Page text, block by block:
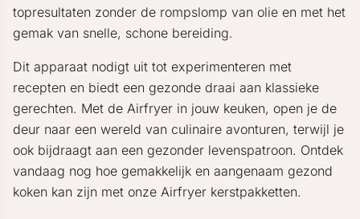
topresultaten zonder de rompslomp van olie en met het
gemak van snelle, schone bereiding.
Dit apparaat nodigt uit tot experimenteren met
recepten en biedt een gezonde draai aan klassieke
gerechten. Met de Airfryer in jouw keuken, open je de
deur naar een wereld van culinaire avonturen, terwijl je
ook bijdraagt aan een gezonder levenspatroon. Ontdek
vandaag nog hoe gemakkelijk en aangenaam gezond
koken kan zijn met onze Airfryer kerstpakketten.